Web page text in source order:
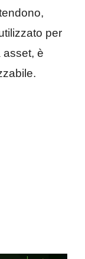
per
asset, è